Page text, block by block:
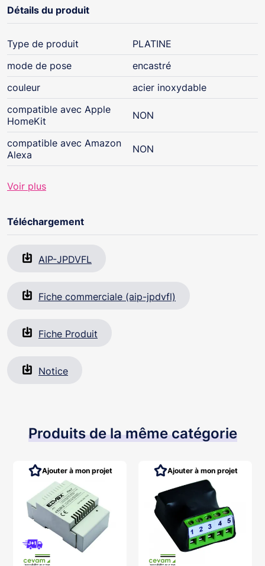
Détails du produit
Type de produit
PLATINE
mode de pose
encastré
couleur
acier inoxydable
compatible avec Apple
HomeKit
NON
compatible avec Amazon
Alexa
NON
Voir plus
Téléchargement
AIP-JPDVFL
Fiche commerciale (aip-jpdvfl)
Fiche Produit
Notice
Produits de la même catégorie
Ajouter à mon projet Ajouter à mon projet